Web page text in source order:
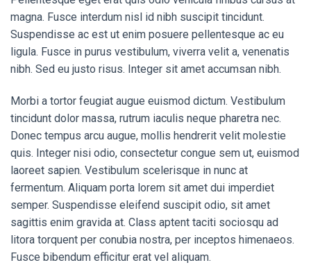
magna. Fusce interdum nisl id nibh suscipit tincidunt.
Suspendisse ac est ut enim posuere pellentesque ac eu
ligula. Fusce in purus vestibulum, viverra velit a, venenatis
nibh. Sed eu justo risus. Integer sit amet accumsan nibh.
Morbi a tortor feugiat augue euismod dictum. Vestibulum
tincidunt dolor massa, rutrum iaculis neque pharetra nec.
Donec tempus arcu augue, mollis hendrerit velit molestie
quis. Integer nisi odio, consectetur congue sem ut, euismod
laoreet sapien. Vestibulum scelerisque in nunc at
fermentum. Aliquam porta lorem sit amet dui imperdiet
semper. Suspendisse eleifend suscipit odio, sit amet
sagittis enim gravida at. Class aptent taciti sociosqu ad
litora torquent per conubia nostra, per inceptos himenaeos.
Fusce bibendum efficitur erat vel aliquam.